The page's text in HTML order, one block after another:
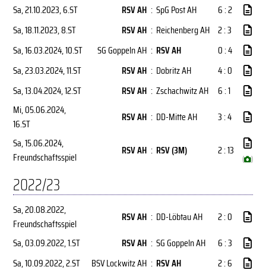
Sa, 21.10.2023, 6.ST RSV AH : SpG Post AH
6 : 2
Sa, 18.11.2023, 8.ST RSV AH : Reichenberg AH 2 : 3
Sa, 16.03.2024, 10.ST SG Goppeln AH : RSV AH
0 : 4
Sa, 23.03.2024, 11.ST RSV AH : Dobritz AH
4 : 0
Sa, 13.04.2024, 12.ST RSV AH : Zschachwitz AH
6 : 1
Mi, 05.06.2024,
16.ST
RSV AH : DD-Mitte AH
3 : 4
Sa, 15.06.2024,
Freundschaftsspiel
RSV AH : RSV (3M) 2 : 13
( )
2022/23
Sa, 20.08.2022,
Freundschaftsspiel
RSV AH : DD-Löbtau AH
2 : 0
Sa, 03.09.2022, 1.ST RSV AH : SG Goppeln AH
6 : 3
Sa, 10.09.2022, 2.ST BSV Lockwitz AH : RSV AH
2 : 6